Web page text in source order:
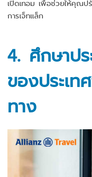
เปิดเทอม เพื่อช่วยให้คุณป
การเจ็ทแล็ก
4. ศึกษาป
ของประเท
ทาง